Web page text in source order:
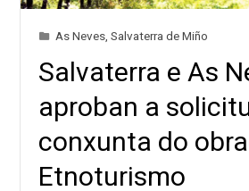
As Neves ,Salvaterra de Miño
Salvaterra e As
aproban a
conxunta do
Etnoturismo